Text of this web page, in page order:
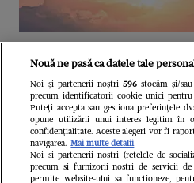
Unul dintre cele
aeroporturi din
complet porțile
Milioane de
Nouă ne pasă ca datele tale
Noi și partenerii noștri 596stocăm și/
precum identificatorii cookie unici pentru
Puteți accepta sau gestiona preferințele
opune utilizării unui interes legitim în
confidențialitate. Aceste alegeri vor fi
navigarea. Mai multe detalii
Noi si partenerii nostri (retelele de
precum si furnizorii nostri de servicii
permite website-ului sa functioneze,